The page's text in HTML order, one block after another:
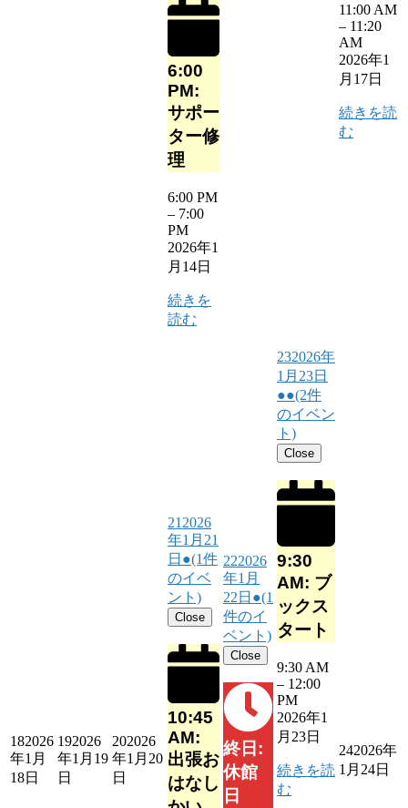
6:00
PM:
サポー
ター修
理
6:00 PM
– 7:00
PM
2026年1
月14日
続きを
読む
11:00 AM
– 11:20
AM
2026年1
月17日
続きを読
む
182026
年1月
18日
192026
年1月19
日
202026
年1月20
日
21 2026
年1月21
日 ●(1件
のイベ
ント)
Close
10:45
AM:
出張お
はなし
222026
年1月
22日 ●(1
件のイ
ベント)
Close
終日:
休館
日
232026年
1月23日
●●(2件
のイベン
ト)
Close
9:30
AM: ブ
ックス
タート
9:30 AM
– 12:00
PM
2026年1
月23日
続きを読
む
242026年
1月24日